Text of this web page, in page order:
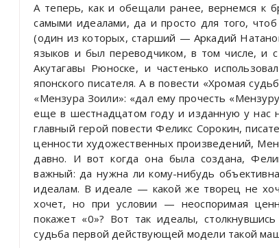
А теперь, как и обещали ранее, вернемся к
самыми идеалами, да и просто для того,
(один из которых, старший — Аркадий
языков и был переводчиком, в том числе, и
Акутагавы Рюноске, и частенько
японского писателя. А в повести «Хромая
«Мензура Зоили»: «дал ему прочесть
еще в шестнадцатом году и изданную у нас
главный герой повести Феликс Сорокин,
ценности художественных произведений,
давно. И вот когда она была создана,
важный: да нужна ли кому-нибудь
идеалам. В идеале — какой же творец не
хочет, но при условии — неоспоримая
покажет «0»? Вот так идеалы,
судьба первой действующей модели такой